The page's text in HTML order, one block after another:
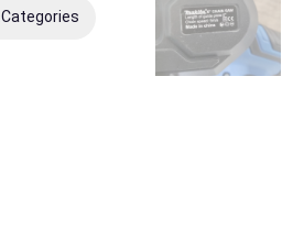
Categories: